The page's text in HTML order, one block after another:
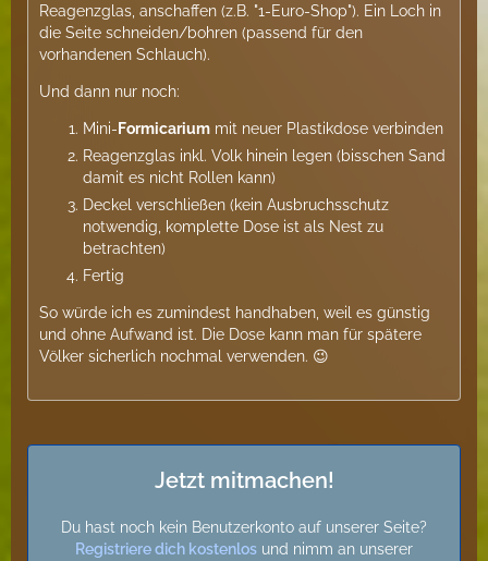
Reagenzglas, anschaffen (z.B. "1-Euro-Shop"). Ein Loch in
die Seite schneiden/bohren (passend für den
vorhandenen Schlauch).
Und dann nur noch:
Mini- Formicarium mit neuer Plastikdose verbinden
Reagenzglas inkl. Volk hinein legen (bisschen Sand
damit es nicht Rollen kann)
Deckel verschließen (kein Ausbruchsschutz
notwendig, komplette Dose ist als Nest zu
betrachten)
Fertig
So würde ich es zumindest handhaben, weil es günstig
und ohne Aufwand ist. Die Dose kann man für spätere
Völker sicherlich nochmal verwenden. 😉
Jetzt mitmachen!
Du hast noch kein Benutzerkonto auf unserer Seite?
Registriere dich kostenlos und nimm an unserer